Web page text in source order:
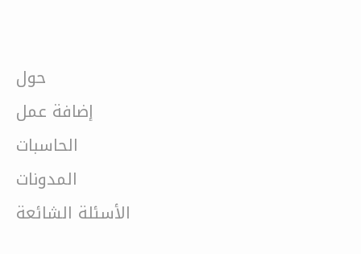
حول
إضافة عمل
الحاسبات
المدونات
الأسئلة الشائعة